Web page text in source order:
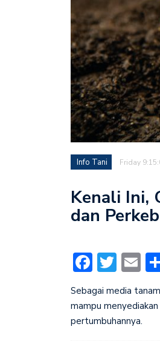
Info Tani Friday
Kenali Ini,
dan
Sebagai media
mampu
pertumbuhannya.